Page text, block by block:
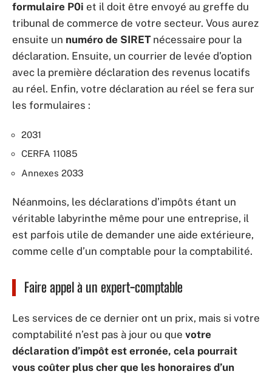
formulaire P0i et il doit être envoyé au greffe du
tribunal de commerce de votre secteur. Vous aurez
ensuite un numéro de SIRETnécessaire pour la
déclaration. Ensuite, un courrier de levée d’option
avec la première déclaration des revenus locatifs
au réel. Enfin, votre déclaration au réel se fera sur
les formulaires :
2031
CERFA 11085
Annexes 2033
Néanmoins, les déclarations d’impôts étant un
véritable labyrinthe même pour une entreprise, il
est parfois utile de demander une aide extérieure,
comme celle d’un comptable pour la comptabilité.
Faire appel à un expert-comptable
Les services de ce dernier ont un prix, mais si votre
comptabilité n’est pas à jour ou que votre
déclaration d’impôt est erronée, cela pourrait
vous coûter plus cher que les honoraires d’un